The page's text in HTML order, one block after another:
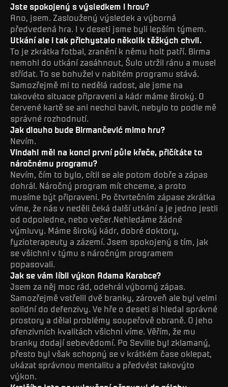
Jste spokojený s výsledkem i hrou?
Ano, jsem. Zasloužený výsledek a výborná
předvedená hra. I v deseti jsme byli lepším týmem.
Utkání ale i tak přichystalo několik těžkých chvil.
To je zkrátka fotbal, zranění k němu holt patří. Birma
nemohl do utkání zasáhnout, Šulo utržil ránu a musel
střídat. To se bohužel v nabitém programu stává.
Samozřejmě mi to nedělá radost, ale jsme na
takovéto situace připraveni a kádr máme široký. O
červené kartě se ani nechci bavit, nebylo to podle mě
správné rozhodnutí.
Jak dlouho bude Birmančević mimo hru?
Nevím.
Vindahl měl na konci první půle křeče, přičítáte to
náročnému programu?
Nevím, čím to bylo, cítil se ale potom dobře a zápas
dohrál. Náročný program mít chceme, a proto
musíme být připraveni. Po čtvrtečním zápase zkrátka
víme, že nás v neděli čeká další utkání a je jedno jestli
od odpoledne, nebo večer.Nehledáme žádné
výmluvy. Máme široký kádr, dobré doktory,
fyzioterapeuty a zázemí. Jsem spokojený s tím, jak
se všichni v týmu s náročným programem
popasovali.
Jak se vám líbil výkon Adama Karabce?
Jsem za něj moc rád, odehrál výborný zápas.
Samozřejmě vstřelil dvě branky, zároveň ale byl velmi
solidní do defenzivy. Ve hře o deseti si hledal správné
prostory a dělal problémy soupeřově obraně. O jeho
ofenzivních kvalitách všichni víme. Věřím, že mu
branky dodají sebevědomí. Po Seville byl zklamaný,
přesto byl však schopný se v krátkém čase oklepat,
ukázat správnou mentalitu a předvést takovýto
výkon.